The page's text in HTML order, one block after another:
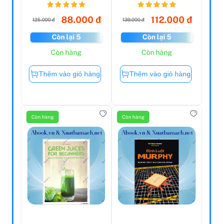
125.000 đ 88.000 đ
Còn lại 5
Còn hàng
Thêm vào giỏ hàng
139.000 đ 112.000 đ
Còn lại 5
Còn hàng
Thêm vào giỏ hàng
Còn hàng Còn hàng